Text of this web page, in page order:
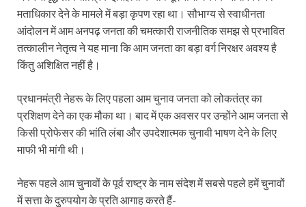
मताधिकार देने के मामले में बड़ा कृपण रहा था। सौभाग्य से स्वाधीनता
आंदोलन में आम अनपढ़ जनता की चमत्कारी राजनीतिक समझ से प्रभावित
तत्कालीन नेतृत्व ने यह माना कि आम जनता का बड़ा वर्ग निरक्षर अवश्य है
किंतु अशिक्षित नहीं है।
प्रधानमंत्री नेहरू के लिए पहला आम चुनाव जनता को लोकतंत्र का
प्रशिक्षण देने का एक मौका था। बाद में एक अवसर पर उन्होंने आम जनता से
किसी प्रोफेसर की भांति लंबा और उपदेशात्मक चुनावी भाषण देने के लिए
माफी भी मांगी थी।
नेहरू पहले आम चुनावों के पूर्व राष्ट्र के नाम संदेश में सबसे पहले हमें चुनावों
में सत्ता के दुरुपयोग के प्रति आगाह करते हैं-